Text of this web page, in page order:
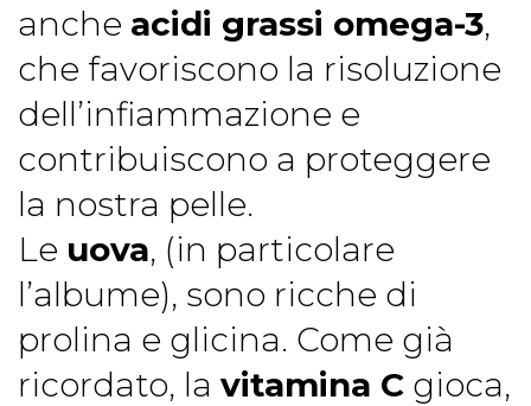
anche acidi grassi omega-3,
che favoriscono la risoluzione
dell’infiammazione e
contribuiscono a proteggere
la nostra pelle.
Le uova, (in particolare
l’albume), sono ricche di
prolina e glicina. Come già
ricordato, la vitamina C gioca,